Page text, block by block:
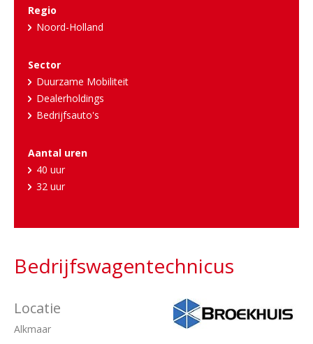
Regio
Noord-Holland
Sector
Duurzame Mobiliteit
Dealerholdings
Bedrijfsauto's
Aantal uren
40 uur
32 uur
Bedrijfswagentechnicus
Locatie
Alkmaar